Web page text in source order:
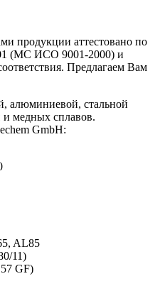
продукции аттестовано по
(МС ИСО 9001-2000) и
Предлагаем Вам
алюминиевой, стальной
и медных сплавов.
GmbH:
AL85
11)
GF)